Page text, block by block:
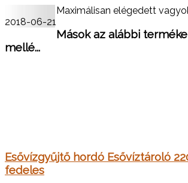
2018-06-21
Maximálisan elégedett
Mások az alábbi
mellé...
Esővízgyűjtő hordó Esővíztároló
fedeles